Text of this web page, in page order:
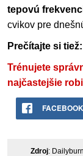
tepovú
cvikov pre
Prečítajte si tiež:
Trénujete
najčastejšie
FACEBOOK
Zdroj: